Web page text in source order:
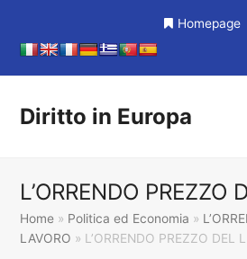
Homepage
Diritto in Europa
L’ORRENDO PREZZO
Home » Politica ed Economia »
LAVORO » L’ORRENDO PREZZO DEL